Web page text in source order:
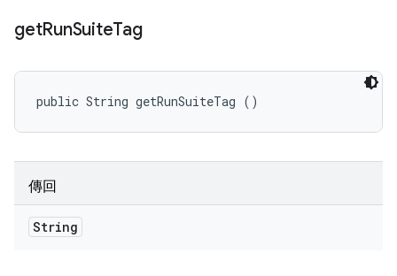
getRunSuiteTag
public String getRunSuiteTag ()
傳回
String